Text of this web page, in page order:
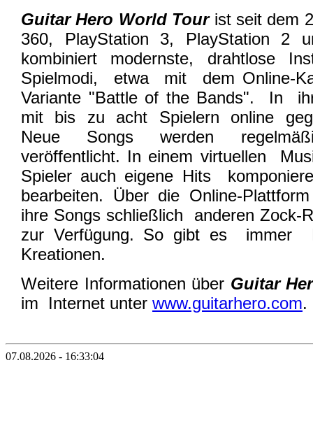
Guitar Hero World Tourist seit dem
360, PlayStation 3, PlayStation 2
kombiniert modernste, drahtlose
Spielmodi, etwa mit dem Online-
Variante "Battle of the Bands". In
mit bis zu acht Spielern online
Neue Songs werden regelmäßig
veröffentlicht. In einem virtuellen
Spieler auch eigene Hits
bearbeiten. Über die Online-
ihre Songs schließlich anderen Zock-
zur Verfügung. So gibt es immer
Kreationen.
Weitere Informationen über Guitar
im Internet unter www.guitarhero.com.
07.08.2026 - 16:33:04